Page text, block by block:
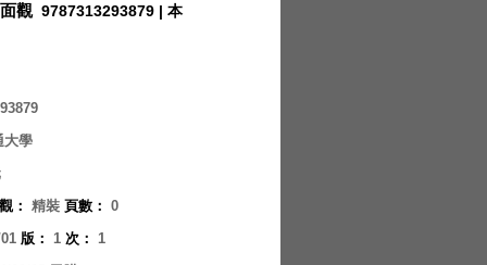
觀 9787313293879 | 本
大學
： 精裝 頁數 ： 0
版 ： 1 次 ： 1